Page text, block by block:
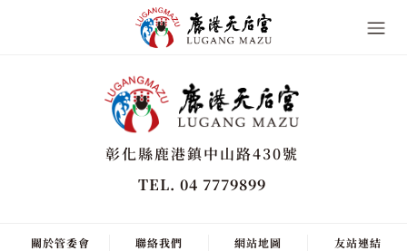
彰化縣鹿港鎮中山路430號
TEL. 04 7779899
關於管委會 聯絡我們 網站地圖 友站連結